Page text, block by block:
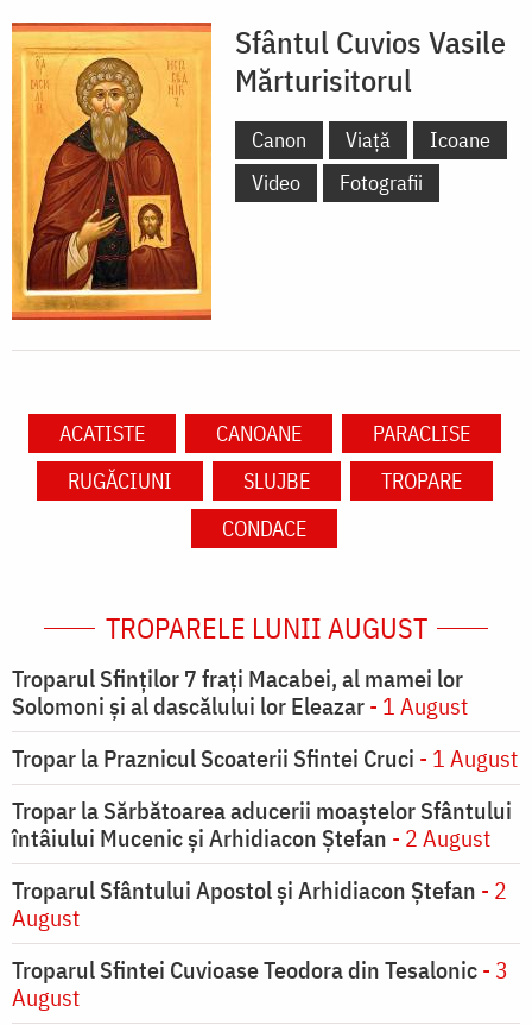
Sfântul Cuvios Vasile
Mărturisitorul
Canon Viață
Icoane
Video
Fotografii
ACATISTE CANOANE
PARACLISE
RUGĂCIUNI
SLUJBE
TROPARE
CONDACE
TROPARELE LUNII AUGUST
Troparul Sfinţilor 7 fraţi Macabei, al mamei lor
Solomoni şi al dascălului lor Eleazar- 1 August
Tropar la Praznicul Scoaterii Sfintei Cruci - 1 August
Tropar la Sărbătoarea aducerii moaştelor Sfântului
întâiului Mucenic şi Arhidiacon Ştefan - 2 August
Troparul Sfântului Apostol și Arhidiacon Ștefan - 2
August
Troparul Sfintei Cuvioase Teodora din Tesalonic- 3
August